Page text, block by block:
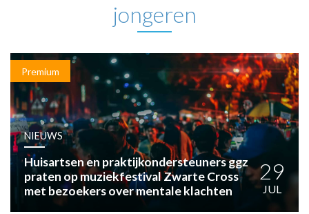
NASCHOLINGEN
DOSSIER
ENQUÊTES
NHG
LHV
OPINIE
HUISARTSENPOST
PRAKTIJKZAKEN
TARIEVEN
VPHUISARTSEN
MEDISCHE VAKHANDEL
jongeren
Premium
NIEUWS
Huisartsen en praktijkondersteuners ggz
praten op muziekfestival Zwarte Cross
met bezoekers over mentale klachten
29
JUL